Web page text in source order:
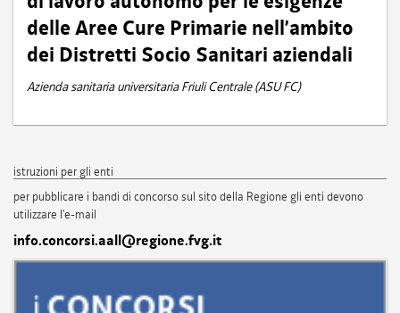
delle Aree Cure Primarie nell’ambito
dei Distretti Socio Sanitari aziendali
Azienda sanitaria universitaria Friuli Centrale (ASU FC)
istruzioni per gli enti
per pubblicare i bandi di concorso sul sito della Regione gli enti devono
utilizzare l'e-mail
info.concorsi.aall@regione.fvg.it